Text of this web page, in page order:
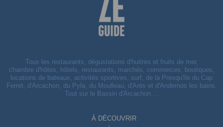
Tous les restaurants, dégustations d'huitres et fruits de mer,
chambre d'hôtes, hôtels, restaurants, marchés, commerces, boutiques,
locations de bateaux, activités sportives, surf, de la Presqu'île du Cap
Ferret, d'Arcachon, du Pyla, du Moulleau, d'Arès et d'Andernos les bains.
Tout sur le Bassin d'Arcachon ...
À DÉCOUVRIR